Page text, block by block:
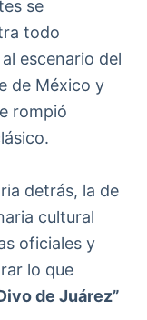
se
todo
escenario del
de México y
rompió
detrás, la de
cultural
oficiales y
lo que
de Juárez”